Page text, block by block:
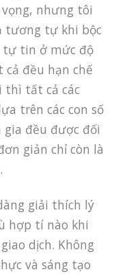
nhưng tôi
tương tự khi bộc
tự tin ở mức độ
cả đều hạn chế
thì tất cả các
trên các con số
đều được đối
giản chỉ còn là
giải thích lý
hợp tí nào khi
dịch. Không
và sáng tạo